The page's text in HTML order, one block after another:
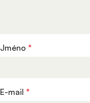
Jméno *
E-mail *